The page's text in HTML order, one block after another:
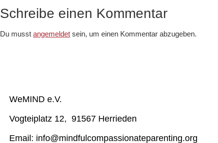
Schreibe einen Kommentar
Du musst angemeldet sein, um einen Kommentar abzugeben.
WeMIND e.V.
Vogteiplatz 12, 91567 Herrieden
Email: info@mindfulcompassionateparenting.org